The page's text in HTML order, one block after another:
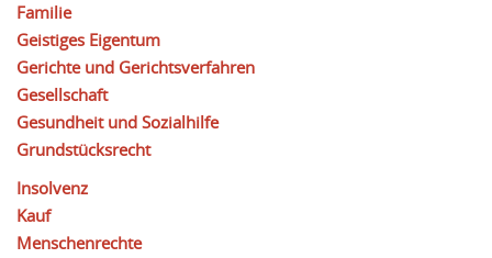
Familie
Geistiges Eigentum
Gerichte und Gerichtsverfahren
Gesellschaft
Gesundheit und Sozialhilfe
Grundstücksrecht
Insolvenz
Kauf
Menschenrechte